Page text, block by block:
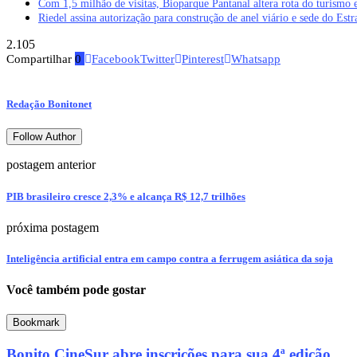
Com 1,5 milhão de visitas, Bioparque Pantanal altera rota do turismo
Riedel assina autorização para construção de anel viário e sede do
2.105
Compartilhar 0 FacebookTwitter Pinterest Whatsapp
Redação Bonitonet
Follow Author
postagem anterior
PIB brasileiro cresce 2,3% e alcança R$ 12,7 trilhões
próxima postagem
Inteligência artificial entra em campo contra a ferrugem asiática da soja
Você também pode gostar
Bookmark